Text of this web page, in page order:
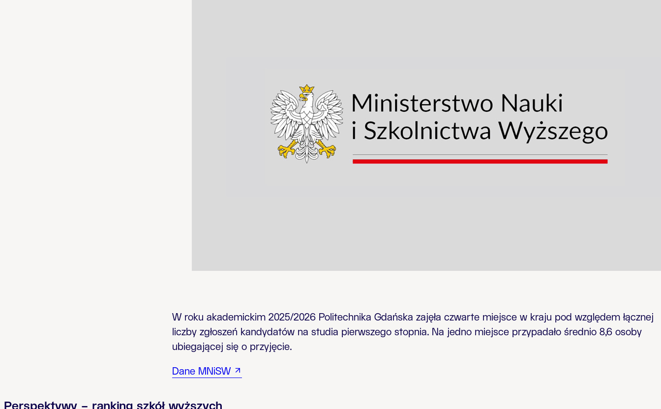
W roku akademickim 2025/2026 Politechnika Gdańska zajęła czwarte miejsce w kraju pod względem łącznej
liczby zgłoszeń kandydatów na studia pierwszego stopnia. Na jedno miejsce przypadało średnio 8,6 osoby
ubiegającej się o przyjęcie.
Dane MNiSW